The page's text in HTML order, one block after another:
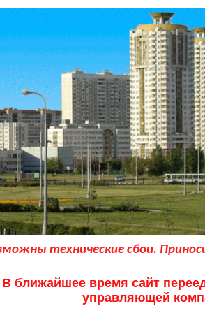
технические сбои.
ближайшее время сайт
управляющей